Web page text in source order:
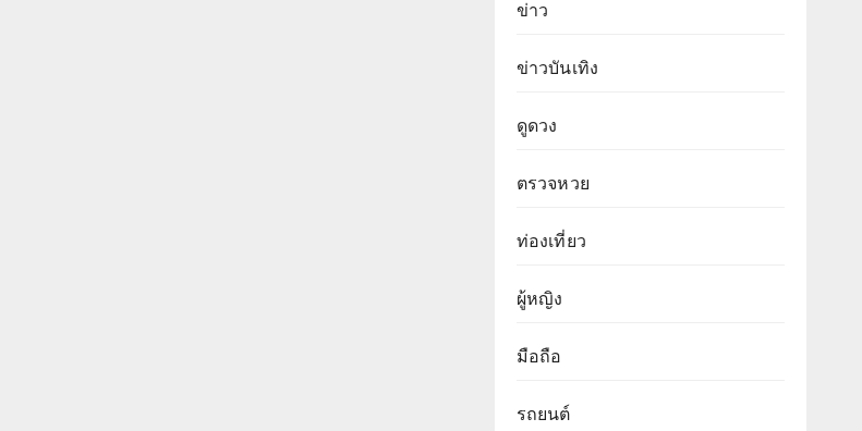
ข่าว
ข่าวบันเทิง
ดูดวง
ตรวจหวย
ท่องเที่ยว
ผู้หญิง
มือถือ
รถยนต์